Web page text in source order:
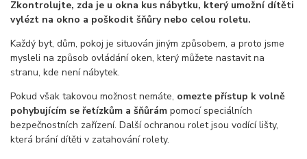
Zkontrolujte, zda je u okna kus nábytku, který umožní dítěti
vylézt na okno a poškodit šňůry nebo celou roletu.
Každý byt, dům, pokoj je situován jiným způsobem, a proto jsme
mysleli na způsob ovládání oken, který můžete nastavit na
stranu, kde není nábytek.
Pokud však takovou možnost nemáte, omezte přístup k volně
pohybujícím se řetízkům a šňůrám pomocí speciálních
bezpečnostních zařízení. Další ochranou rolet jsou vodící lišty,
která brání dítěti v zatahování rolety.